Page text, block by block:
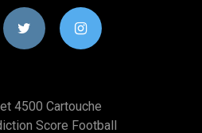
4500 Cartouche
Score Football